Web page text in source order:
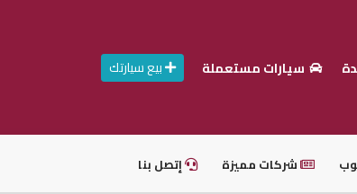
سيارات مستعملة بيع سيارتك
شركات مميزة إتصل بنا